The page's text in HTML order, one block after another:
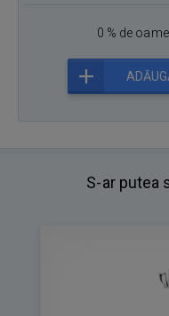
0 % de
S-ar putea